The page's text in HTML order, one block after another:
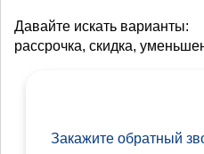
Давайте искать варианты:
рассрочка, скидка,
Закажите обратный